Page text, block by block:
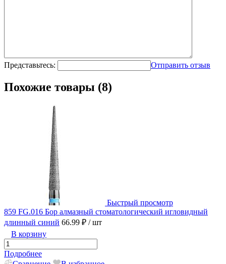
Представьтесь: Отправить отзыв
Похожие товары (8)
Быстрый просмотр
859 FG.016 Бор алмазный стоматологический игловидный
длинный синий 66.99 ₽ / шт
В корзину
Подробнее